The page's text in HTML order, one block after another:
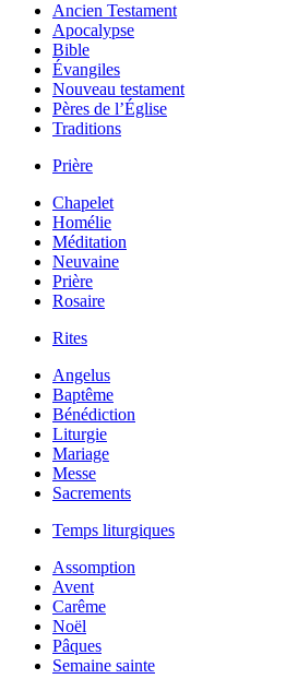
Ancien Testament
Apocalypse
Bible
Évangiles
Nouveau testament
Pères de l’Église
Traditions
Prière
Chapelet
Homélie
Méditation
Neuvaine
Prière
Rosaire
Rites
Angelus
Baptême
Bénédiction
Liturgie
Mariage
Messe
Sacrements
Temps liturgiques
Assomption
Avent
Carême
Noël
Pâques
Semaine sainte